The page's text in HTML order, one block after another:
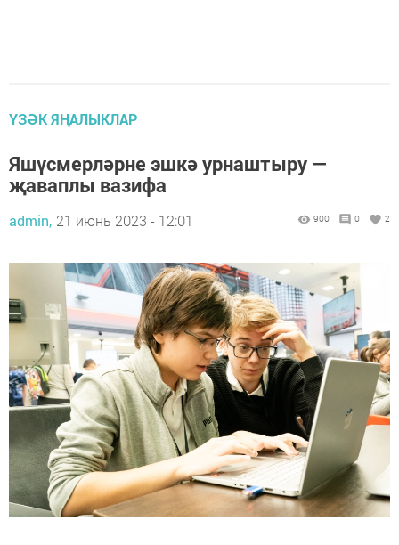
ҮЗӘК ЯҢАЛЫКЛАР
Яшүсмерләрне эшкә урнаштыру —
җаваплы вазифа
admin, 21 июнь 2023 - 12:01 900 0 2